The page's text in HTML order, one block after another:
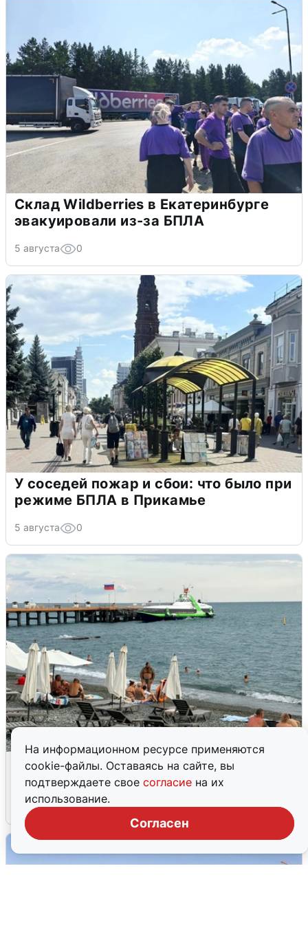
На информационном ресурсе применяются
cookie-файлы. Оставаясь на сайте, вы
подтверждаете свое согласие на их
использование.
Согласен
Склад Wildberries в Екатеринбурге
эвакуировали из-за БПЛА
5 августа 0
У соседей пожар и сбои: что было при
режиме БПЛА в Прикамье
5 августа 0
Жители и туристы Сочи рассказали
об атаке БПЛА 5 августа
5 августа 0